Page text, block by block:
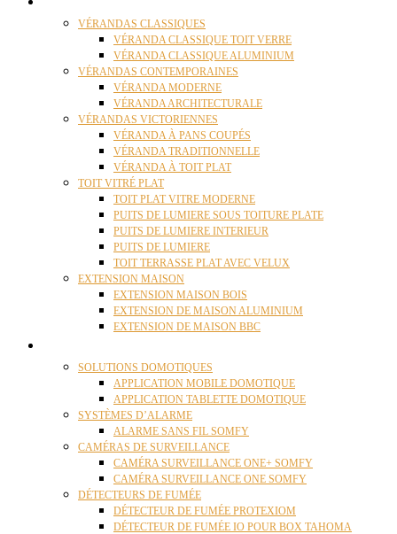
VÉRANDAS CLASSIQUES
VÉRANDA CLASSIQUE TOIT VERRE
VÉRANDA CLASSIQUE ALUMINIUM
VÉRANDAS CONTEMPORAINES
VÉRANDA MODERNE
VÉRANDA ARCHITECTURALE
VÉRANDAS VICTORIENNES
VÉRANDA À PANS COUPÉS
VÉRANDA TRADITIONNELLE
VÉRANDA À TOIT PLAT
TOIT VITRÉ PLAT
TOIT PLAT VITRE MODERNE
PUITS DE LUMIERE SOUS TOITURE PLATE
PUITS DE LUMIERE INTERIEUR
PUITS DE LUMIERE
TOIT TERRASSE PLAT AVEC VELUX
EXTENSION MAISON
EXTENSION MAISON BOIS
EXTENSION DE MAISON ALUMINIUM
EXTENSION DE MAISON BBC
SOLUTIONS DOMOTIQUES
APPLICATION MOBILE DOMOTIQUE
APPLICATION TABLETTE DOMOTIQUE
SYSTÈMES D’ALARME
ALARME SANS FIL SOMFY
CAMÉRAS DE SURVEILLANCE
CAMÉRA SURVEILLANCE ONE+ SOMFY
CAMÉRA SURVEILLANCE ONE SOMFY
DÉTECTEURS DE FUMÉE
DÉTECTEUR DE FUMÉE PROTEXIOM
DÉTECTEUR DE FUMÉE IO POUR BOX TAHOMA